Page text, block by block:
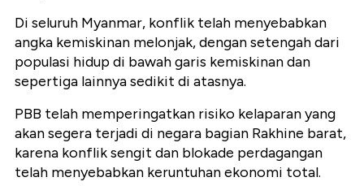
Di seluruh Myanmar, konflik telah menyebabkan
angka kemiskinan melonjak, dengan setengah dari
populasi hidup di bawah garis kemiskinan dan
sepertiga lainnya sedikit di atasnya.
PBB telah memperingatkan risiko kelaparan yang
akan segera terjadi di negara bagian Rakhine barat,
karena konflik sengit dan blokade perdagangan
telah menyebabkan keruntuhan ekonomi total.